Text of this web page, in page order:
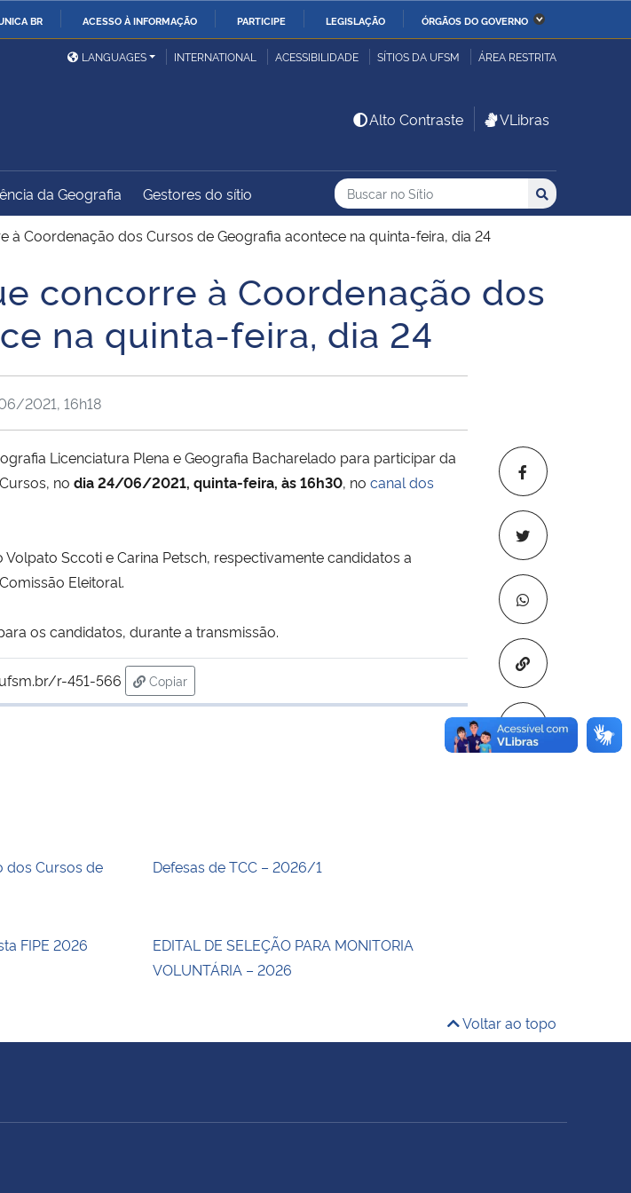
BR ACESSO À INFORMAÇÃO PARTICIPE LEGISLAÇÃO ÓRGÃOS DO GOVERNO
Ministério das Relações
Exteriores
Ministério da Economia Ministério da Infraestrutura
Ministério da Ciência,
Tecnologia, Inovações e
Controladoria-Geral da
União
Ministério da Mulher, da
Família e dos Direitos
Banco Central do Brasil Planalto
LANGUAGES INTERNATIONAL ACESSIBILIDADE SÍTIOS DA UFSM ÁREA RESTRITA
Alto Contraste VLibras
da Geografia Gestores do sítio Busca
Buscar no no Sítio
Busca: Buscar
à Coordenação dos Cursos de Geografia acontece na quinta-feira, dia 24
concorre à Coordenação dos
na quinta-feira, dia 24
Copiar para
2021, 16h18
Licenciatura Plena e Geografia Bacharelado para participar da
no dia 24/06/2021, quinta-feira, às 16h30, no canal dos
Sccoti e Carina Petsch, respectivamente candidatos a
Eleitoral.
os candidatos, durante a transmissão.
r-451-566
Copiar
para área de transferência
dos Cursos de
Defesas de TCC – 2026/1
FIPE 2026
EDITAL DE SELEÇÃO PARA MONITORIA
VOLUNTÁRIA – 2026
Voltar ao topo